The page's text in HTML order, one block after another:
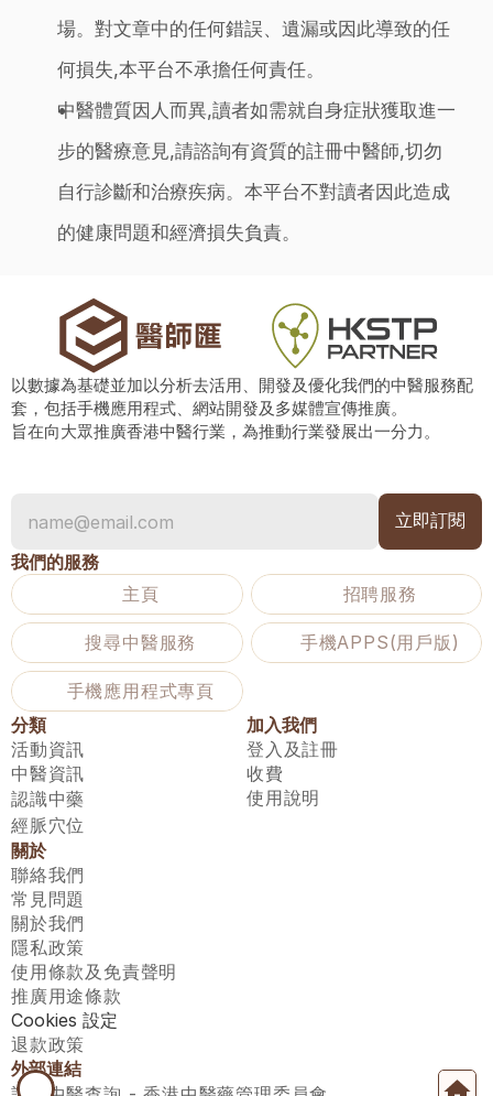
場。對文章中的任何錯誤、遺漏或因此導致的任
何損失,本平台不承擔任何責任。
中醫體質因人而異,讀者如需就自身症狀獲取進一
步的醫療意見,請諮詢有資質的註冊中醫師,切勿
自行診斷和治療疾病。本平台不對讀者因此造成
的健康問題和經濟損失負責。
以數據為基礎並加以分析去活用、開發及優化我們的中醫服務配
套，包括手機應用程式、網站開發及多媒體宣傳推廣。
旨在向大眾推廣香港中醫行業，為推動行業發展出一分力。
我們的服務
主頁
招聘服務
搜尋中醫服務 手機APPS(用戶版)
手機應用程式專頁
分類
活動資訊
中醫資訊
認識中藥
經脈穴位
加入我們
登入及註冊
收費
使用說明
關於
聯絡我們
常見問題
關於我們
隱私政策
使用條款及免責聲明
推廣用途條款
Cookies 設定
退款政策
外部連結